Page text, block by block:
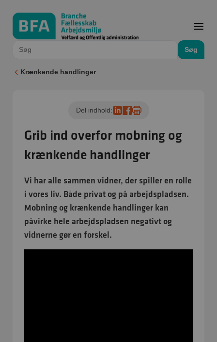
Søg
Krænkende handlinger
Grib ind overfor mobning og
krænkende handlinger
Del indhold:
Vi har alle sammen vidner, der spiller en rolle
i vores liv. Både privat og på arbejdspladsen.
Mobning og krænkende handlinger kan
påvirke hele arbejdspladsen negativt og
vidnerne gør en forskel.